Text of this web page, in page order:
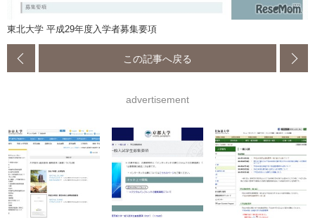
東北大学 平成29年度入学者募集要項
この記事へ戻る
advertisement